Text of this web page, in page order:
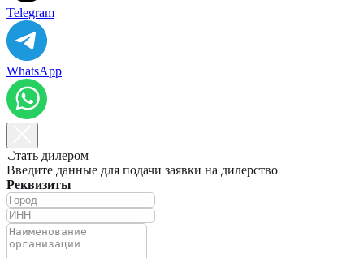
Telegram
WhatsApp
Стать дилером
Введите данные для подачи заявки на дилерство
Реквизиты